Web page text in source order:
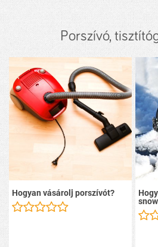
Porszívó,
Hogyan vásárolj porszívót?